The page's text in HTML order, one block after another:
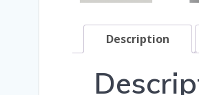
Description